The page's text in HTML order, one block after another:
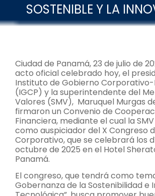
SOSTENIBLE Y LA
Ciudad de Panamá, 23 de julio de
acto oficial celebrado hoy, el
Instituto de Gobierno
(IGCP) y la superintendente del
Valores (SMV), Maruquel Murgas
firmaron un Convenio de
Financiera, mediante el cual la
como auspiciador del X Congreso
Corporativo, que se celebrará los
octubre de 2025 en el Hotel
Panamá.
El congreso, que tendrá como
Gobernanza de la Sostenibilidad e